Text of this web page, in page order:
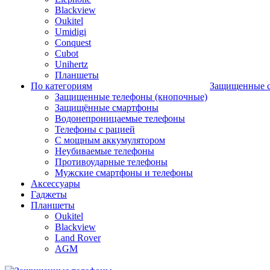
Blackview
Oukitel
Umidigi
Conquest
Cubot
Unihertz
Планшеты
По категориям
Защищенные телефоны (кнопочные)
Защищённые смартфоны
Водонепроницаемые телефоны
Телефоны с рацией
С мощным аккумулятором
Неубиваемые телефоны
Противоударные телефоны
Мужские смартфоны и телефоны
Аксессуары
Гаджеты
Планшеты
Oukitel
Blackview
Land Rover
AGM
Защищенные